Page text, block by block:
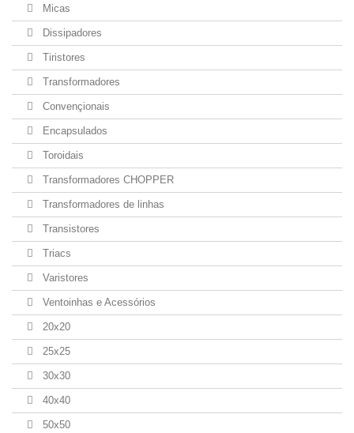
Micas
Dissipadores
Tiristores
Transformadores
Convençionais
Encapsulados
Toroidais
Transformadores CHOPPER
Transformadores de linhas
Transistores
Triacs
Varistores
Ventoinhas e Acessórios
20x20
25x25
30x30
40x40
50x50